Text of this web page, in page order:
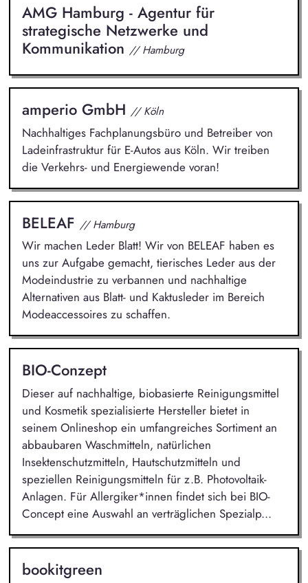
AMG Hamburg - Agentur für
strategische Netzwerke und
Kommunikation // Hamburg
amperio GmbH // Köln
Nachhaltiges Fachplanungsbüro und Betreiber von
Ladeinfrastruktur für E-Autos aus Köln. Wir treiben
die Verkehrs- und Energiewende voran!
BELEAF // Hamburg
Wir machen Leder Blatt! Wir von BELEAF haben es
uns zur Aufgabe gemacht, tierisches Leder aus der
Modeindustrie zu verbannen und nachhaltige
Alternativen aus Blatt- und Kaktusleder im Bereich
Modeaccessoires zu schaffen.
BIO-Conzept
Dieser auf nachhaltige, biobasierte Reinigungsmittel
und Kosmetik spezialisierte Hersteller bietet in
seinem Onlineshop ein umfangreiches Sortiment an
abbaubaren Waschmitteln, natürlichen
Insektenschutzmitteln, Hautschutzmitteln und
speziellen Reinigungsmitteln für z.B. Photovoltaik-
Anlagen. Für Allergiker*innen findet sich bei BIO-
Concept eine Auswahl an verträglichen Spezialp...
bookitgreen